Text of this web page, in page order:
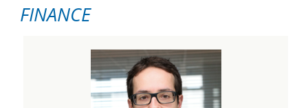
FINANCE